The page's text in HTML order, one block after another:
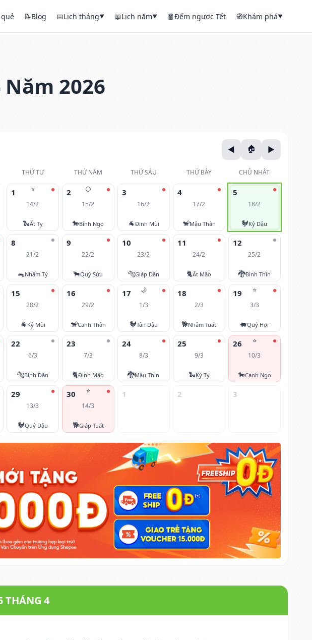
📝Blog 📅Lịch tháng▼ 📖Lịch năm▼ 🧧Đếm ngược Tết 🧭Khám phá▼
2026
THỨ TƯ THỨ NĂM THỨ SÁU THỨ BẢY CHỦ NHẬT
⭐
1
14/2
🐍Ất Tỵ
🌕
2
15/2
🐎Bính Ngọ
3
16/2
🐐Đinh Mùi
4
17/2
🐒Mậu Thân
5
18/2
🐓Kỷ Dậu
8
21/2
🐀Nhâm Tý
9
22/2
🐂Quý Sửu
10
23/2
🐅Giáp Dần
11
24/2
🐈Ất Mão
12
25/2
🐉Bính Thìn
15
28/2
🐐 Kỷ Mùi
16
29/2
🐒Canh Thân
🌙
17
1/3
🐓Tân Dậu
18
2/3
🐕Nhâm Tuất
⭐
19
3/3
🐖Quý Hợi
22
6/3
🐅Bính Dần
23
7/3
🐈Đinh Mão
24
8/3
🐉Mậu Thìn
25
9/3
🐍Kỷ Tỵ
⭐
26
10/3
🐎Canh Ngọ
29
13/3
🐓Quý Dậu
⭐
30
14/3
🐕Giáp Tuất
1 2 3
THÁNG 4